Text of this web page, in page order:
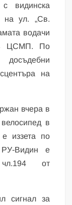
видинска
на ул. „Св.
водачи
в ЦСМП. По
на
вчера в
в
иззета по
Видин е
от
сигнал за